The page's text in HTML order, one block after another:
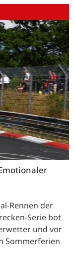
Rennen der
Serie bot
und vor
Sommerferien